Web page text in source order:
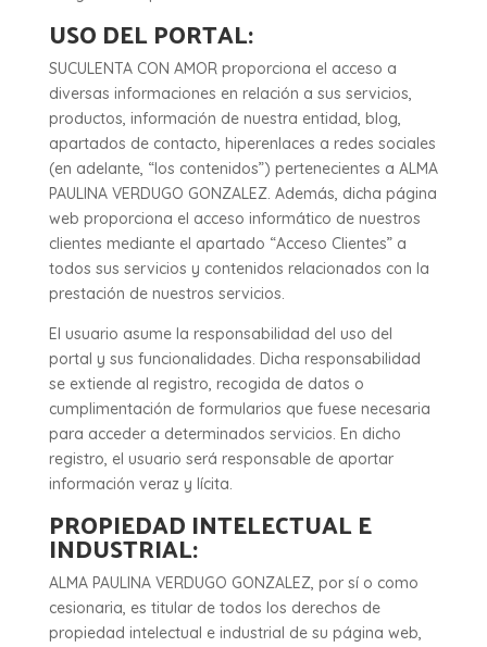
USO DEL PORTAL:
SUCULENTA CON AMOR proporciona el acceso a
diversas informaciones en relación a sus servicios,
productos, información de nuestra entidad, blog,
apartados de contacto, hiperenlaces a redes sociales
(en adelante, “los contenidos”) pertenecientes a ALMA
PAULINA VERDUGO GONZALEZ. Además, dicha página
web proporciona el acceso informático de nuestros
clientes mediante el apartado “Acceso Clientes” a
todos sus servicios y contenidos relacionados con la
prestación de nuestros servicios.
El usuario asume la responsabilidad del uso del
portal y sus funcionalidades. Dicha responsabilidad
se extiende al registro, recogida de datos o
cumplimentación de formularios que fuese necesaria
para acceder a determinados servicios. En dicho
registro, el usuario será responsable de aportar
información veraz y lícita.
PROPIEDAD INTELECTUAL E
INDUSTRIAL:
ALMA PAULINA VERDUGO GONZALEZ, por sí o como
cesionaria, es titular de todos los derechos de
propiedad intelectual e industrial de su página web,